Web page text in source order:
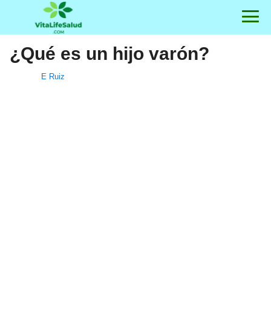
¿Qué es un hijo varón?
E Ruiz